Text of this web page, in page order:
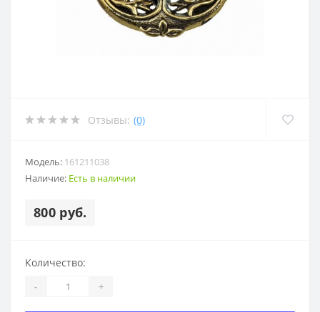
Отзывы: (0)
Модель: 161211038
Наличие: Есть в наличии
800 руб.
Количество:
- +